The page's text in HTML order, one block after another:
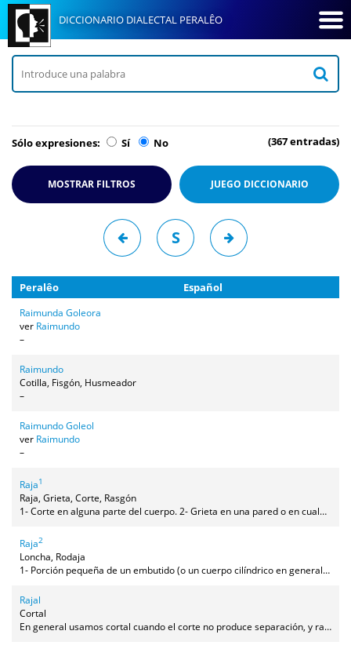
DICCIONARIO DIALECTAL PERALÊO
Sólo expresiones: Sí No (367 entradas)
MOSTRAR FILTROS JUEGO DICCIONARIO
S
Peralêo Español
Raimunda Goleora
ver Raimundo
–
Raimundo
Cotilla, Fisgón, Husmeador
–
Raimundo Goleol
ver Raimundo
–
Raja1
Raja, Grieta, Corte, Rasgón
1- Corte en alguna parte del cuerpo. 2- Grieta en una pared o en cualquier otro objeto. 3- Rebanada de embutido, sandía o melón.
Raja2
Loncha, Rodaja
1- Porción pequeña de un embutido (o un cuerpo cilíndrico en general). 2- Rebanada de sandía o melón. 3- Forma vulgar de referirse al pliegue entre los gluteos o al sexo exterior femenino.
Rajal
Cortal
En general usamos cortal cuando el corte no produce separación, y rajal cuando se produce separación, pero nuestro uso no es tan simple, hay que hacer aclaraciones. Se sigue esta norma en estos casos:Con las castañas, las aceitunas y los higos se usa rajal cuando se hace un corte pero no se corta del todo. Se raja la cáscara de las castañas para que no exploten al asarlas. Se rajan los higos (con la cuchilla o con las manos) para abrirlos por un lado pero sin romperlos. Se rajan las aceitunas para "guisarlas", haciendo varios cortes en la carne pero sin separar trozos, pues está dentro el pipo. Si fuese un corte completo usaríamos cortal en estos casos también.La carne se raja si es sólo un corte que no separa nada, pero se corta si se separa un trozo del resto. Pero si es la carne viva de una persona o animal se puede decir rajar o cortar cuando se hace una herida (si hay separación sería siempre cortar). Lo mismo se aplica a cualquier objeto que no sea ni vivo ni comestible, por ejemplo se raja un sofá (si haces un corte) o se corta la pata de la silla (porque hay separación).Otras excepciones:Usamos el verbo rajal y no cortal cuando nos referimos a frutos y hortalizas relativamente blandos como: sandías, melones, calabazas y todo lo que se corte en rebanadas. También se rajan tomates y pepinos.Por otra parte, se cortan otros productos (generalmente más duros pero no siempre) como la mayor parte de la fruta, patatas, zanahoria, pimientos, ajos y cebolla.